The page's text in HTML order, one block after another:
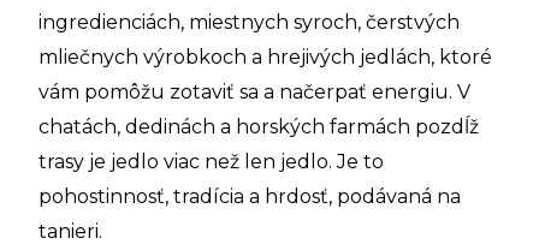
ingredienciách, miestnych syroch, čerstvých
mliečnych výrobkoch a hrejivých jedlách, ktoré
vám pomôžu zotaviť sa a načerpať energiu. V
chatách, dedinách a horských farmách pozdĺž
trasy je jedlo viac než len jedlo. Je to
pohostinnosť, tradícia a hrdosť, podávaná na
tanieri.